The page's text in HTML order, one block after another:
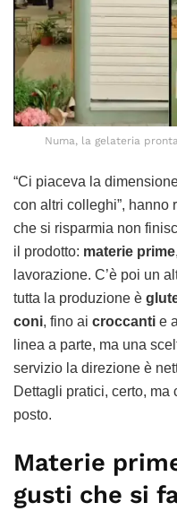
Numa, la gelateria
“Ci piaceva la
con altri colleghi”, hanno
che si risparmia non
il prodotto: materie prime,
lavorazione. C’è poi un
tutta la produzione è
coni, fino ai croccanti e
linea a parte, ma una
servizio la direzione è
Dettagli pratici, certo, ma
posto.
Materie
gusti che si